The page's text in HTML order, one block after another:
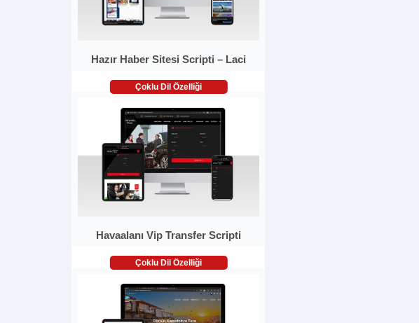
Hazır Haber Sitesi Scripti – Laci
Çoklu Dil Özelliği
Havaalanı Vip Transfer Scripti
Çoklu Dil Özelliği